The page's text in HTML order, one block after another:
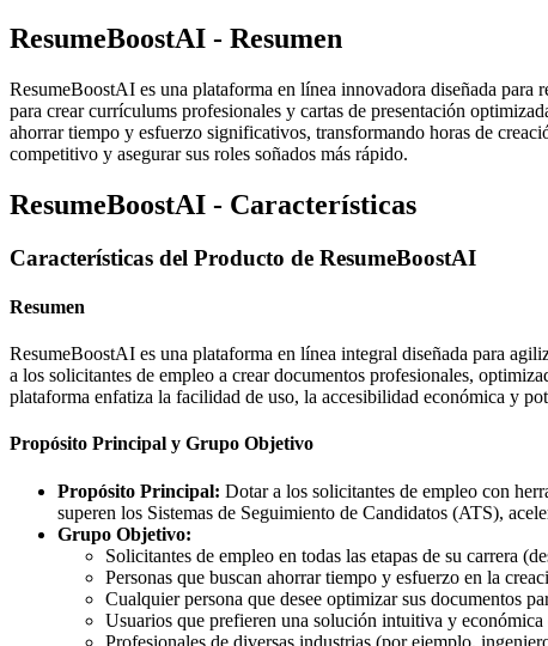
ResumeBoostAI - Resumen
ResumeBoostAI es una plataforma en línea innovadora diseñada
para crear currículums profesionales y cartas de presentación
ahorrar tiempo y esfuerzo significativos, transformando horas de
competitivo y asegurar sus roles soñados más rápido.
ResumeBoostAI - Características
Características del Producto de ResumeBoostAI
Resumen
ResumeBoostAI es una plataforma en línea integral diseñada para
a los solicitantes de empleo a crear documentos profesionales,
plataforma enfatiza la facilidad de uso, la accesibilidad económica y
Propósito Principal y Grupo Objetivo
Propósito Principal: Dotar a los solicitantes de empleo con
superen los Sistemas de Seguimiento de Candidatos (ATS),
Grupo Objetivo:
Solicitantes de empleo en todas las etapas de su carrera
Personas que buscan ahorrar tiempo y esfuerzo en la
Cualquier persona que desee optimizar sus documentos
Usuarios que prefieren una solución intuitiva y
Profesionales de diversas industrias (por ejemplo,